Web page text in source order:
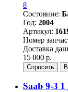
8
Состояние:
Год: 2004
Артикул:
Номер
Доставка
15 000 р.
Спросить
Saab 9-3